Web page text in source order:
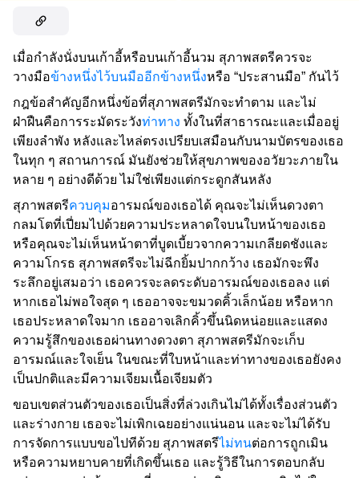
เมื่อกำลังนั่งบนเก้าอี้หรือบนเก้าอี้นวม สุภาพสตรีควรจะ
วางมือข้างหนึ่งไว้บนมืออีกข้างหนึ่งหรือ “ประสานมือ” กันไว้
กฎข้อสำคัญอีกหนึ่งข้อที่สุภาพสตรีมักจะทำตาม และไม่
ฝ่าฝืนคือการระมัดระวังท่าทาง ทั้งในที่สาธารณะและเมื่ออยู่
เพียงลำพัง หลังและไหล่ตรงเปรียบเสมือนกับนามบัตรของเธอ
ในทุก ๆ สถานการณ์ มันยังช่วยให้สุขภาพของอวัยวะภายใน
หลาย ๆ อย่างดีด้วย ไม่ใช่เพียงแต่กระดูกสันหลัง
สุภาพสตรีควบคุมอารมณ์ของเธอได้ คุณจะไม่เห็นดวงตา
กลมโตที่เปี่ยมไปด้วยความประหลาดใจบนใบหน้าของเธอ
หรือคุณจะไม่เห็นหน้าตาที่บูดเบี้ยวจากความเกลียดชังและ
ความโกรธ สุภาพสตรีจะไม่ฉีกยิ้มปากกว้าง เธอมักจะพึง
ระลึกอยู่เสมอว่า เธอควรจะลดระดับอารมณ์ของเธอลง แต่
หากเธอไม่พอใจสุด ๆ เธออาจจะขมวดคิ้วเล็กน้อย หรือหาก
เธอประหลาดใจมาก เธออาจเลิกคิ้วขึ้นนิดหน่อยและแสดง
ความรู้สึกของเธอผ่านทางดวงตา สุภาพสตรีมักจะเก็บ
อารมณ์และใจเย็น ในขณะที่ใบหน้าและท่าทางของเธอยังคง
เป็นปกติและมีความเจียมเนื้อเจียมตัว
ขอบเขตส่วนตัวของเธอเป็นสิ่งที่ล่วงเกินไม่ได้ทั้งเรื่องส่วนตัว
และร่างกาย เธอจะไม่เพิกเฉยอย่างแน่นอน และจะไม่ได้รับ
การจัดการแบบขอไปทีด้วย สุภาพสตรีไม่ทนต่อการถูกเมิน
หรือความหยาบคายที่เกิดขึ้นเธอ และรู้วิธีในการตอบกลับ